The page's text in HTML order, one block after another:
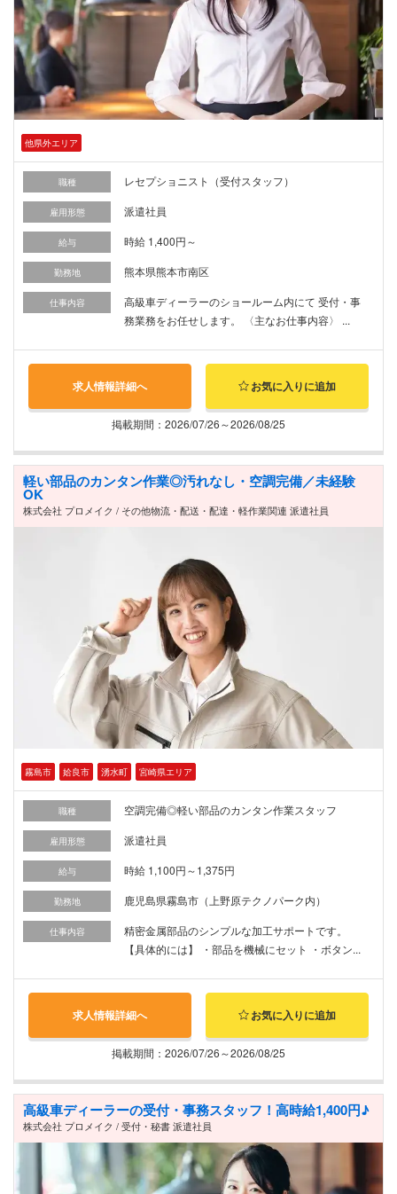
他県外エリア
職種 レセプショニスト（受付スタッフ）
雇用形態 派遣社員
給与 時給 1,400円～
勤務地 熊本県熊本市南区
仕事内容
高級車ディーラーのショールーム内にて 受付・事
務業務をお任せします。 〈主なお仕事内容〉 ...
求人情報詳細へ お気に入りに追加
掲載期間：2026/07/26～2026/08/25
軽い部品のカンタン作業◎汚れなし・空調完備／未経験
OK
株式会社 プロメイク / その他物流・配送・配達・軽作業関連 派遣社員
霧島市 姶良市 湧水町 宮崎県エリア
職種 空調完備◎軽い部品のカンタン作業スタッフ
雇用形態 派遣社員
給与 時給 1,100円～1,375円
勤務地 鹿児島県霧島市（上野原テクノパーク内）
仕事内容
精密金属部品のシンプルな加工サポートです。
【具体的には】 ・部品を機械にセット ・ボタン...
求人情報詳細へ お気に入りに追加
掲載期間：2026/07/26～2026/08/25
高級車ディーラーの受付・事務スタッフ！高時給1,400円♪
株式会社 プロメイク / 受付・秘書 派遣社員